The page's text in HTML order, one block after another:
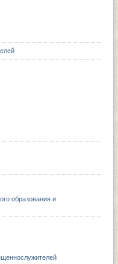
образования и